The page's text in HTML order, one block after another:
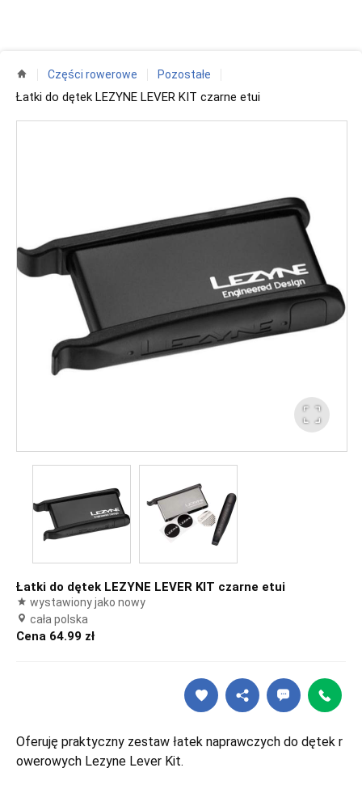
Części rowerowe Pozostałe
Łatki do dętek LEZYNE LEVER KIT czarne etui
Łatki do dętek LEZYNE LEVER KIT czarne etui
wystawiony jako nowy
cała polska
Cena 64.99 zł
Oferuję praktyczny zestaw łatek naprawczych do dętek r
owerowych Lezyne Lever Kit.